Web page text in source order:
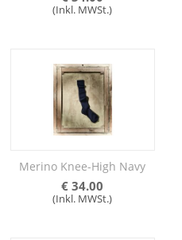
(Inkl. MWSt.)
Merino Knee-High Navy
€ 34.00
(Inkl. MWSt.)